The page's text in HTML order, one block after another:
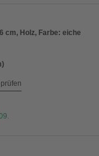
cm, Holz, Farbe: eiche